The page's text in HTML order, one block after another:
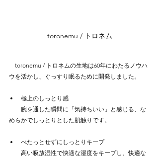
toronemu / トロネム
toronemu / トロネムの生地は60年にわたるノウハ
ウを活かし、ぐっすり眠るために開発しました。
極上のしっとり感
腕を通した瞬間に「気持ちいい」と感じる、な
めらかでしっとりとした肌触りです。
べたっとせずにしっとりキープ
高い吸放湿性で快適な湿度をキープし、快適な